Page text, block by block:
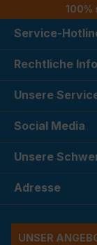
100%
Service-
Rechtliche
Unsere
Social Media
Unsere
Adresse
UNSER